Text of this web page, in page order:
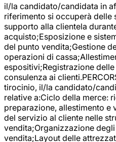
il/la candidato/candidata in
riferimento si occuperà delle
supporto alla clientela
acquisto;Esposizione e
del punto vendita;Gestione
operazioni di
espositivi;Registrazione
consulenza ai
tirocinio, il/la candidato/
relative a:Ciclo della merce:
preparazione, allestimento e
del servizio al cliente nelle
vendita;Organizzazione
vendita;Layout delle